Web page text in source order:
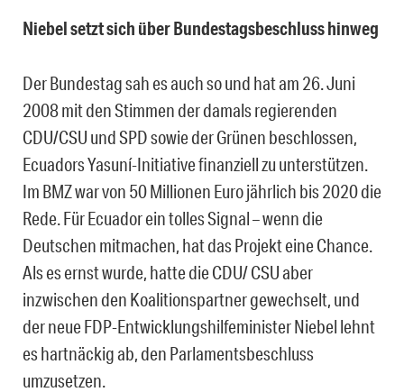
Niebel setzt sich über Bundestagsbeschluss hinweg
Der Bundestag sah es auch so und hat am 26. Juni
2008 mit den Stimmen der damals regierenden
CDU/CSU und SPD sowie der Grünen beschlossen,
Ecuadors Yasuní-Initiative finanziell zu unterstützen.
Im BMZ war von 50 Millionen Euro jährlich bis 2020 die
Rede. Für Ecuador ein tolles Signal – wenn die
Deutschen mitmachen, hat das Projekt eine Chance.
Als es ernst wurde, hatte die CDU/ CSU aber
inzwischen den Koalitionspartner gewechselt, und
der neue FDP-Entwicklungshilfeminister Niebel lehnt
es hartnäckig ab, den Parlamentsbeschluss
umzusetzen.